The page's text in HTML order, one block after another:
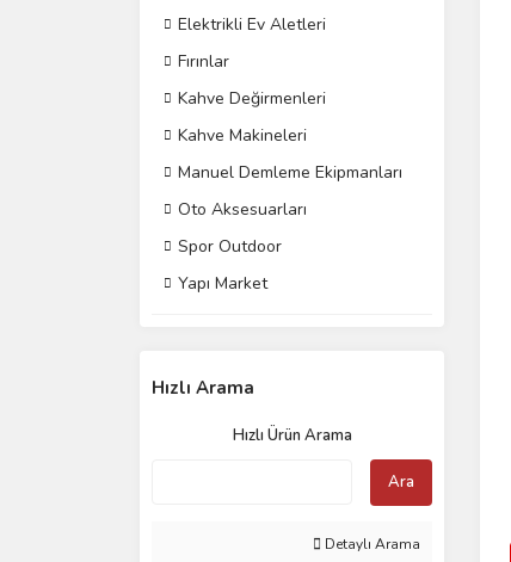
Elektrikli Ev Aletleri
Fırınlar
Kahve Değirmenleri
Kahve Makineleri
Manuel Demleme Ekipmanları
Oto Aksesuarları
Spor Outdoor
Yapı Market
Hızlı Arama
Hızlı Ürün Arama
Ara
Detaylı Arama